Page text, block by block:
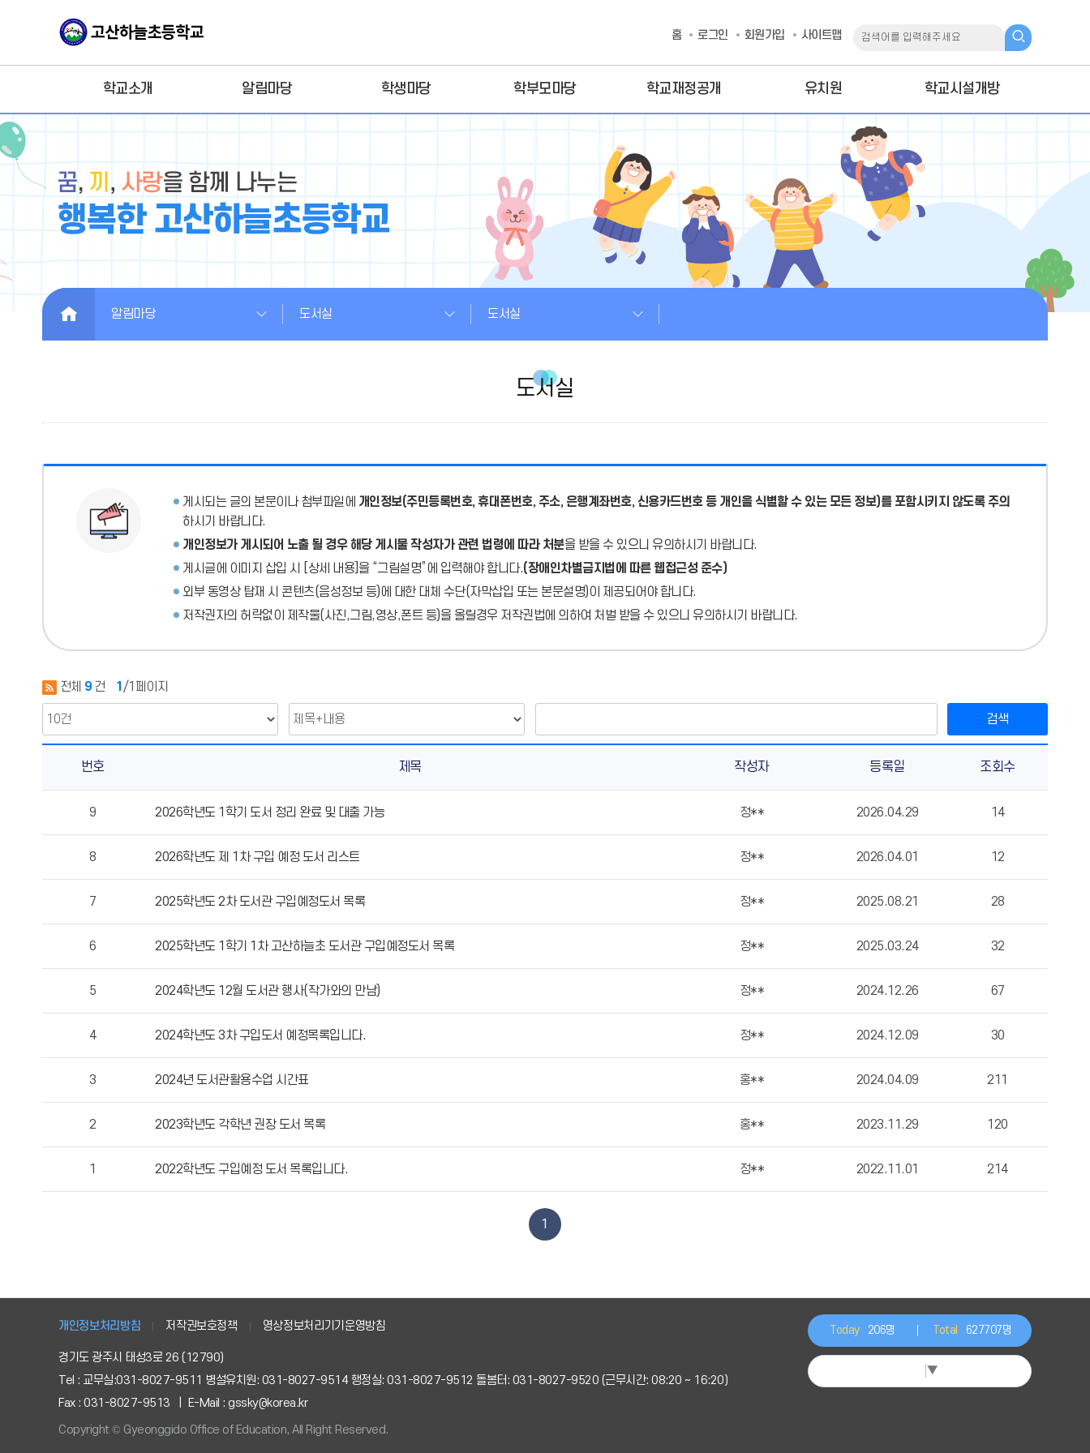
홈 로그인 회원가입 사이트맵
학교소개 알림마당 학생마당 학부모마당 학교재정공개 유치원 학교시설개방
HOME 알림마당 도서실 도서실
도서실
게시되는 글의 본문이나 첨부파일에 개인정보(주민등록번호, 휴대폰번호, 주소, 은행계좌번호, 신용카드번호 등 개인을 식별할 수 있는 모든 정보)를 포함시키지 않도록 주의
하시기 바랍니다.
개인정보가 게시되어 노출 될 경우 해당 게시물 작성자가 관련 법령에 따라 처분을 받을 수 있으니 유의하시기 바랍니다.
게시글에 이미지 삽입 시 [상세 내용]을 “그림설명”에 입력해야 합니다.(장애인차별금지법에 따른 웹접근성 준수)
외부 동영상 탑재 시 콘텐츠(음성정보 등)에 대한 대체 수단(자막삽입 또는 본문설명)이 제공되어야 합니다.
저작권자의 허락없이 제작물(사진,그림,영상,폰트 등)을 올릴경우 저작권법에 의하여 처벌 받을 수 있으니 유의하시기 바랍니다.
전체 9 건 1 /1페이지
검색
실
게
작
회
정
번호 제목 작성자 등록일 조회수
9 2026학년도 1학기 도서 정리 완료 및 대출 가능 정** 2026.04.29 14
8 2026학년도 제 1차 구입 예정 도서 리스트 정** 2026.04.01 12
7 2025학년도 2차 도서관 구입예정도서 목록 정** 2025.08.21 28
6 2025학년도 1학기 1차 고산하늘초 도서관 구입예정도서 목록 정** 2025.03.24 32
5 2024학년도 12월 도서관 행사(작가와의 만남) 정** 2024.12.26 67
4 2024학년도 3차 구입도서 예정목록입니다. 정** 2024.12.09 30
3 2024년 도서관활용수업 시간표 홍** 2024.04.09 211
2 2023학년도 각학년 권장 도서 목록 홍** 2023.11.29 120
1 2022학년도 구입예정 도서 목록입니다. 정** 2022.11.01 214
1
개인정보처리방침 저작권보호정책 영상정보처리기기운영방침
경기도 광주시 태성3로 26 (12790)
Tel : 교무실:031-8027-9511 병설유치원: 031-8027-9514 행정실: 031-8027-9512 돌봄터: 031-8027-9520 (근무시간: 08:20 ~ 16:20)
Fax : 031-8027-9513 | E-Mail : gssky@korea.kr
Today 206명 Total 627707명
▼
Copyright © Gyeonggido Office of Education, All Right Reserved.